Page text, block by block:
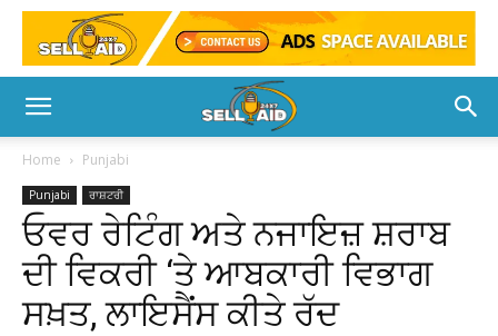
Home Punjabi
Punjabi ਰਾਸ਼ਟਰੀ
ਓਵਰ ਰੇਟਿੰਗ ਅਤੇ ਨਜਾਇਜ਼ ਸ਼ਰਾਬ
ਦੀ ਵਿਕਰੀ ‘ਤੇ ਆਬਕਾਰੀ ਵਿਭਾਗ
ਸਖ਼ਤ, ਲਾਇਸੈਂਸ ਕੀਤੇ ਰੱਦ